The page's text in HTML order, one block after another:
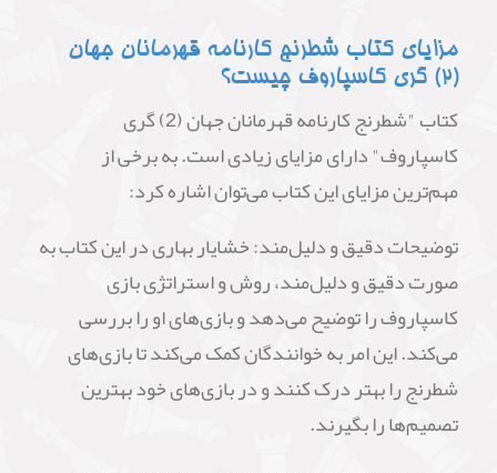
مزایای کتاب شطرنج کارنامه قهرمانان جهان
(2) گری کاسپاروف چیست؟
کتاب "شطرنج کارنامه قهرمانان جهان (2) گری
کاسپاروف" دارای مزایای زیادی است. به برخی از
مهم‌ترین مزایای این کتاب می‌توان اشاره کرد:
توضیحات دقیق و دلیل‌مند: خشایار بهاری در این کتاب به
صورت دقیق و دلیل‌مند، روش و استراتژی بازی
کاسپاروف را توضیح می‌دهد و بازی‌های او را بررسی
می‌کند. این امر به خوانندگان کمک می‌کند تا بازی‌های
شطرنج را بهتر درک کنند و در بازی‌های خود بهترین
تصمیم‌ها را بگیرند.